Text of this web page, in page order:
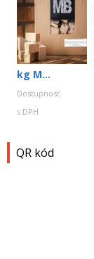
kg M...
Dostupnosť
s DPH
QR kód